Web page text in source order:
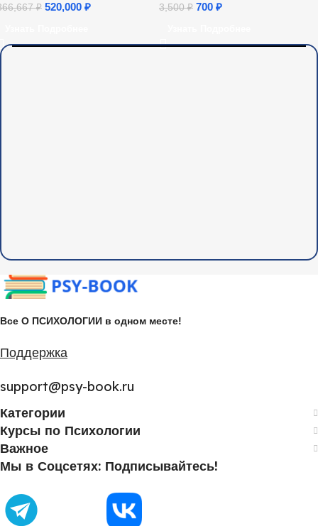
₽ 520,000 ₽ 3,500₽ 700 ₽
Все О ПСИХОЛОГИИ в одном месте!
Поддержка
support@psy-book.ru
Категории
Курсы по Психологии
Важное
Мы в Соцсетях: Подписывайтесь!